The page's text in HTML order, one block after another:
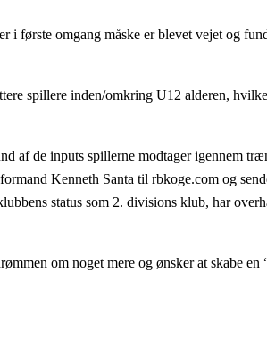
første omgang måske er blevet vejet og
spillere inden/omkring U12 alderen,
af de inputs spillerne modtager igennem
Kenneth Santa til rbkoge.com og
status som 2. divisions klub, har
om noget mere og ønsker at skabe en